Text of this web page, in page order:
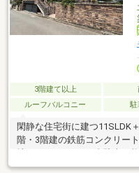
3階建て以上
ルーフバルコニー
駐
閑静な住宅街に建つ11SLDK
階・3階建の鉄筋コンクリー
ムエレベーターが繋がって